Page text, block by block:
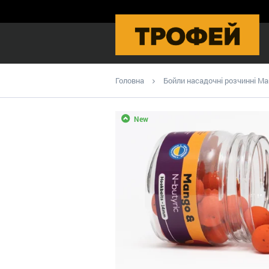
Головна Бойли насадочні розчинні
New